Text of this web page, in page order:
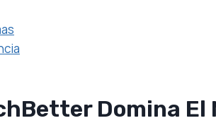
Domina El